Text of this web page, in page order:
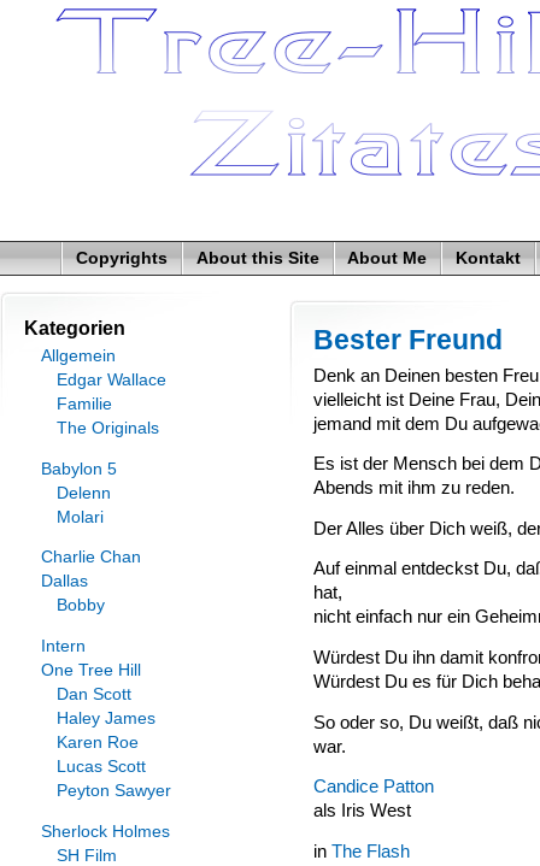
Copyrights About this Site About Me Kontakt
Bester Freund
Denk an Deinen besten
vielleicht ist Deine Frau,
jemand mit dem Du
Es ist der Mensch bei dem
Abends mit ihm zu reden.
Der Alles über Dich weiß,
Auf einmal entdeckst Du,
hat,
nicht einfach nur ein
Würdest Du ihn damit
Würdest Du es für Dich
So oder so, Du weißt, daß
war.
Candice Patton
als Iris West
in The Flash
Kategorien
Allgemein
Edgar Wallace
Familie
The Originals
Babylon 5
Delenn
Molari
Charlie Chan
Dallas
Bobby
Intern
One Tree Hill
Dan Scott
Haley James
Karen Roe
Lucas Scott
Peyton Sawyer
Sherlock Holmes
SH Film